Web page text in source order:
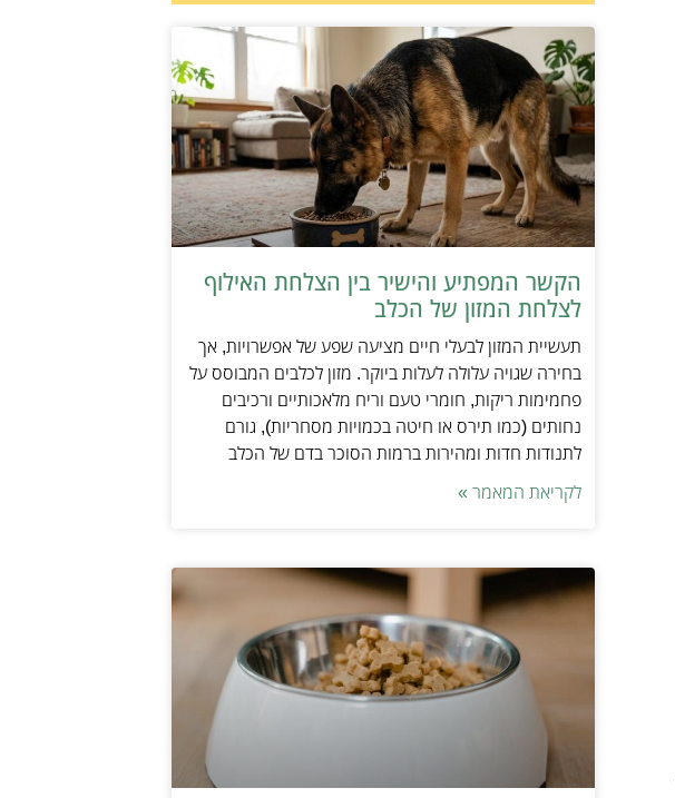
הקשר המפתיע והישיר בין הצלחת האילוף
לצלחת המזון של הכלב
תעשיית המזון לבעלי חיים מציעה שפע של אפשרויות, אך
בחירה שגויה עלולה לעלות ביוקר. מזון לכלבים המבוסס על
פחמימות ריקות, חומרי טעם וריח מלאכותיים ורכיבים
נחותים (כמו תירס או חיטה בכמויות מסחריות), גורם
לתנודות חדות ומהירות ברמות הסוכר בדם של הכלב
לקריאת המאמר »